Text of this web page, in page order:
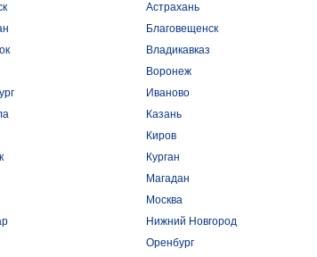
Астрахань
Благовещенск
Владикавказ
Воронеж
Иваново
Казань
Киров
Курган
Магадан
Москва
Нижний Новгород
Оренбург